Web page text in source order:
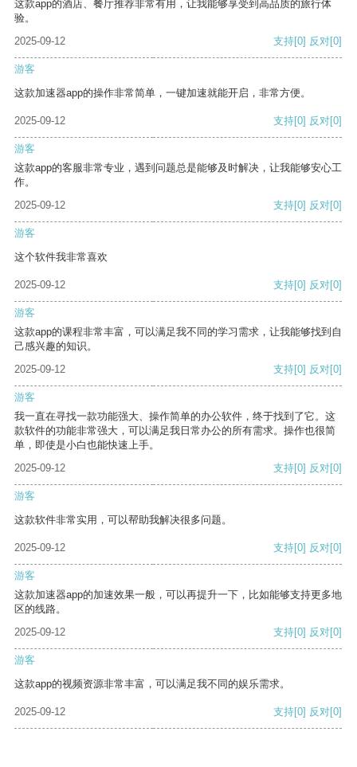
这款app的酒店、餐厅推荐非常有用，让我能够享受到高品质的旅行体
验。
2025-09-12
支持[0] 反对[0]
游客
这款加速器app的操作非常简单，一键加速就能开启，非常方便。
2025-09-12 支持[0] 反对[0]
游客
这款app的客服非常专业，遇到问题总是能够及时解决，让我能够安心工
作。
2025-09-12
支持[0] 反对[0]
游客
这个软件我非常喜欢
2025-09-12 支持[0] 反对[0]
游客
这款app的课程非常丰富，可以满足我不同的学习需求，让我能够找到自
己感兴趣的知识。
2025-09-12
支持[0] 反对[0]
游客
我一直在寻找一款功能强大、操作简单的办公软件，终于找到了它。这
款软件的功能非常强大，可以满足我日常办公的所有需求。操作也很简
单，即使是小白也能快速上手。
2025-09-12
支持[0] 反对[0]
游客
这款软件非常实用，可以帮助我解决很多问题。
2025-09-12 支持[0] 反对[0]
游客
这款加速器app的加速效果一般，可以再提升一下，比如能够支持更多地
区的线路。
2025-09-12
支持[0] 反对[0]
游客
这款app的视频资源非常丰富，可以满足我不同的娱乐需求。
2025-09-12 支持[0] 反对[0]